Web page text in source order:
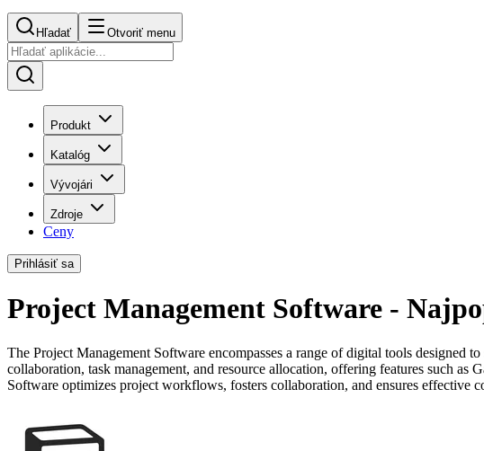
Hľadať Otvoriť menu
Produkt
Katalóg
Vývojári
Zdroje
Ceny
Prihlásiť sa
Project Management Software -
The Project Management Software encompasses a range of digital tools designed
collaboration, task management, and resource allocation, offering features such
Software optimizes project workflows, fosters collaboration, and ensures effective